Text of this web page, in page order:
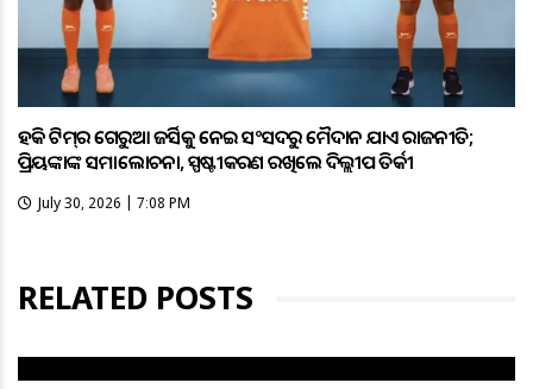
ହକି ଟିମ୍‌ର ଗେରୁଆ ଜର୍ସିକୁ ନେଇ ସଂସଦରୁ ମୈଦାନ ଯାଏଁ ରାଜନୀତି;
ପ୍ରିୟଙ୍କାଙ୍କ ସମାଲୋଚନା, ସ୍ପଷ୍ଟୀକରଣ ରଖିଲେ ଦିଲ୍ଲୀପ ତିର୍କୀ
July 30, 2026 | 7:08 PM
RELATED POSTS